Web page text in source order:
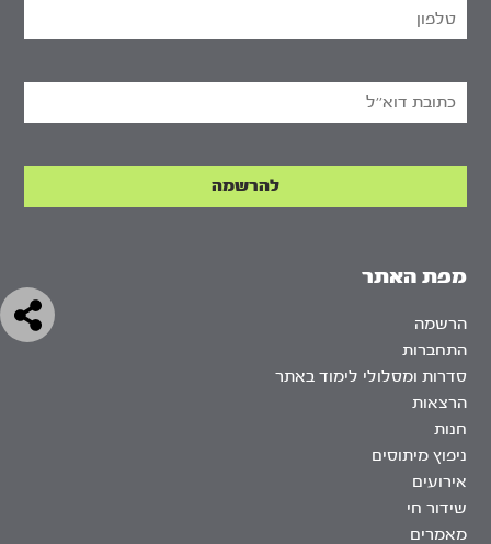
מפת האתר
הרשמה
התחברות
סדרות ומסלולי לימוד באתר
הרצאות
חנות
ניפוץ מיתוסים
אירועים
שידור חי
מאמרים